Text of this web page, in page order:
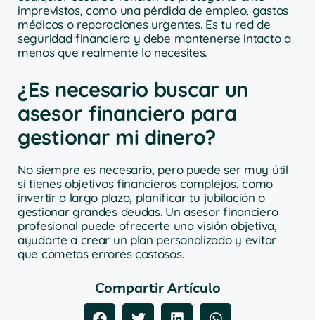
imprevistos, como una pérdida de empleo, gastos
médicos o reparaciones urgentes. Es tu red de
seguridad financiera y debe mantenerse intacto a
menos que realmente lo necesites.
¿Es necesario buscar un
asesor financiero para
gestionar mi dinero?
No siempre es necesario, pero puede ser muy útil
si tienes objetivos financieros complejos, como
invertir a largo plazo, planificar tu jubilación o
gestionar grandes deudas. Un asesor financiero
profesional puede ofrecerte una visión objetiva,
ayudarte a crear un plan personalizado y evitar
que cometas errores costosos.
Compartir Artículo